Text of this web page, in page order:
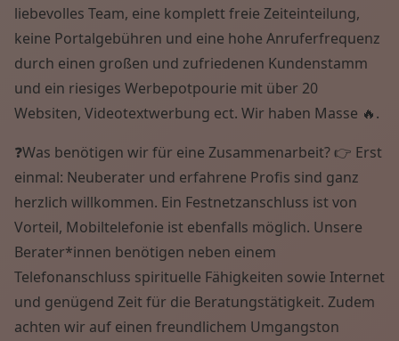
liebevolles Team, eine komplett freie Zeiteinteilung,
keine Portalgebühren und eine hohe Anruferfrequenz
durch einen großen und zufriedenen Kundenstamm
und ein riesiges Werbepotpourie mit über 20
Websiten, Videotextwerbung ect. Wir haben Masse 🔥.
❓Was benötigen wir für eine Zusammenarbeit? 👉 Erst
einmal: Neuberater und erfahrene Profis sind ganz
herzlich willkommen. Ein Festnetzanschluss ist von
Vorteil, Mobiltelefonie ist ebenfalls möglich. Unsere
Berater*innen benötigen neben einem
Telefonanschluss spirituelle Fähigkeiten sowie Internet
und genügend Zeit für die Beratungstätigkeit. Zudem
achten wir auf einen freundlichem Umgangston